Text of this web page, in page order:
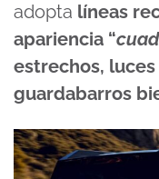
adopta líneas
apariencia “
estrechos,
guardabarros